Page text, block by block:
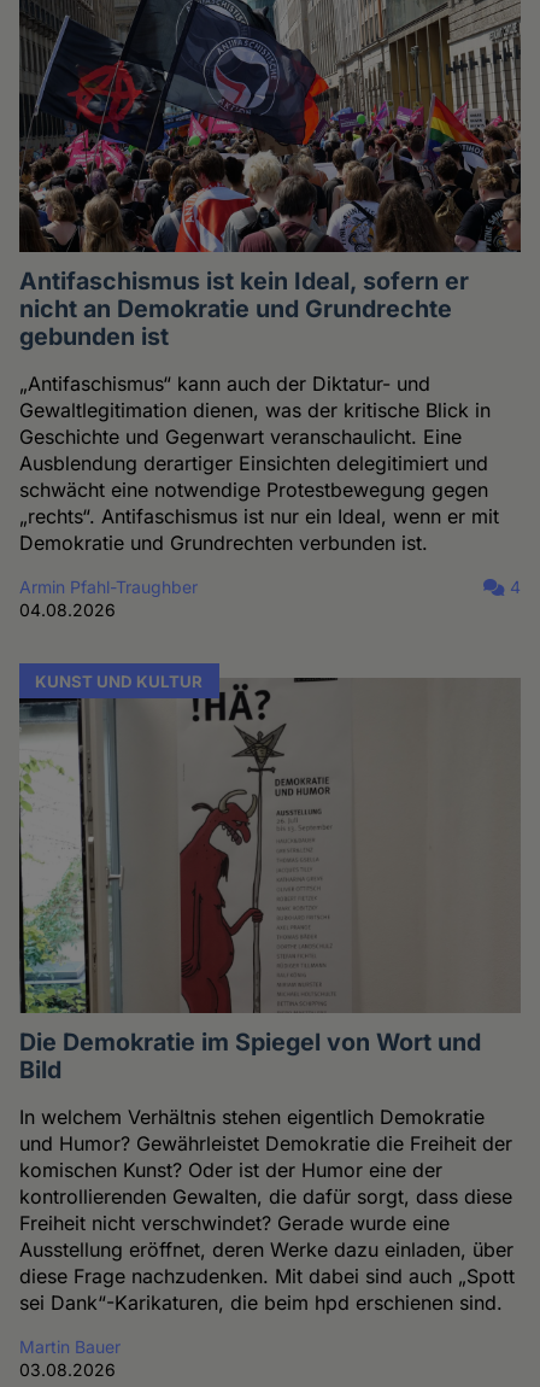
Antifaschismus ist kein Ideal, sofern er
nicht an Demokratie und Grundrechte
gebunden ist
„Antifaschismus“ kann auch der Diktatur- und
Gewaltlegitimation dienen, was der kritische Blick in
Geschichte und Gegenwart veranschaulicht. Eine
Ausblendung derartiger Einsichten delegitimiert und
schwächt eine notwendige Protestbewegung gegen
„rechts“. Antifaschismus ist nur ein Ideal, wenn er mit
Demokratie und Grundrechten verbunden ist.
Armin Pfahl-Traughber
04.08.2026
4
KUNST UND KULTUR
Die Demokratie im Spiegel von Wort und
Bild
In welchem Verhältnis stehen eigentlich Demokratie
und Humor? Gewährleistet Demokratie die Freiheit der
komischen Kunst? Oder ist der Humor eine der
kontrollierenden Gewalten, die dafür sorgt, dass diese
Freiheit nicht verschwindet? Gerade wurde eine
Ausstellung eröffnet, deren Werke dazu einladen, über
diese Frage nachzudenken. Mit dabei sind auch „Spott
sei Dank“-Karikaturen, die beim hpd erschienen sind.
Martin Bauer
03.08.2026